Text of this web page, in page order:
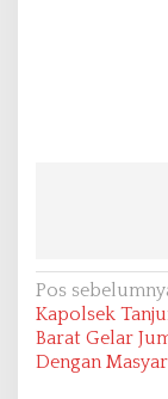
N
a
v
Pos
Kapolsek
Barat Gelar
Dengan